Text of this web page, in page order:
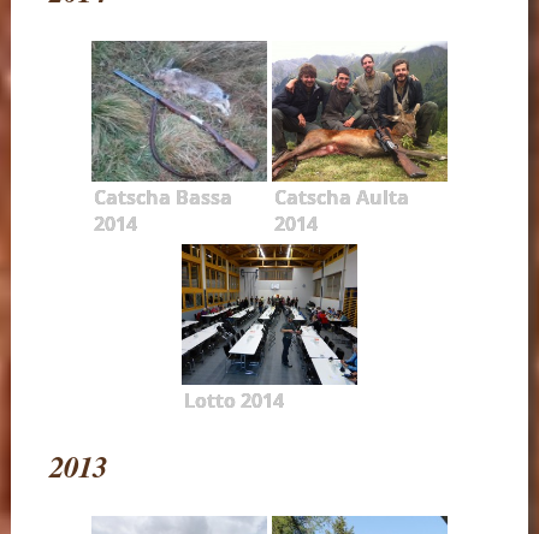
Catscha Bassa
2014
Catscha Aulta
2014
Lotto 2014
2013